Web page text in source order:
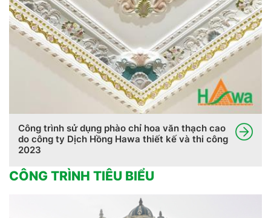
Công trình sử dụng phào chỉ hoa văn thạch cao
do công ty Dịch Hồng Hawa thiết kế và thi công
2023
CÔNG TRÌNH TIÊU BIỂU